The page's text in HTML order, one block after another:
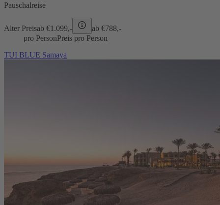
Pauschalreise
Alter Preisab €1.099,- ab €788,-
pro PersonPreis pro Person
TUI BLUE Samaya